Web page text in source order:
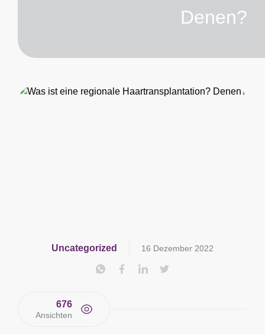
Denen?
Uncategorized 16 Dezember 2022
676
Ansichten